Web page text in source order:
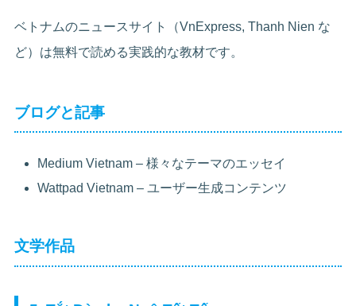
ベトナムのニュースサイト（VnExpress, Thanh Nien な
ど）は無料で読める実践的な教材です。
ブログと記事
Medium Vietnam – 様々なテーマのエッセイ
Wattpad Vietnam – ユーザー生成コンテンツ
文学作品